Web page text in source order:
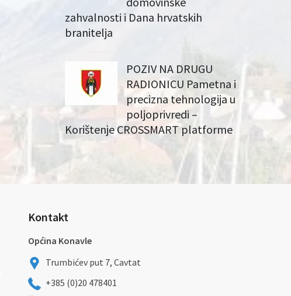
zahvalnosti i Dana hrvatskih
branitelja
POZIV NA DRUGU
RADIONICU Pametna i
precizna tehnologija u
poljoprivredi –
Korištenje CROSSMART platforme
Kontakt
Općina Konavle
Trumbićev put 7, Cavtat
+385 (0)20 478401